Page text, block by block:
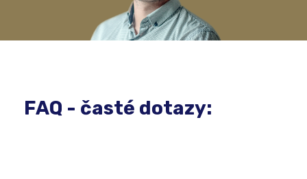
FAQ - časté dotazy: